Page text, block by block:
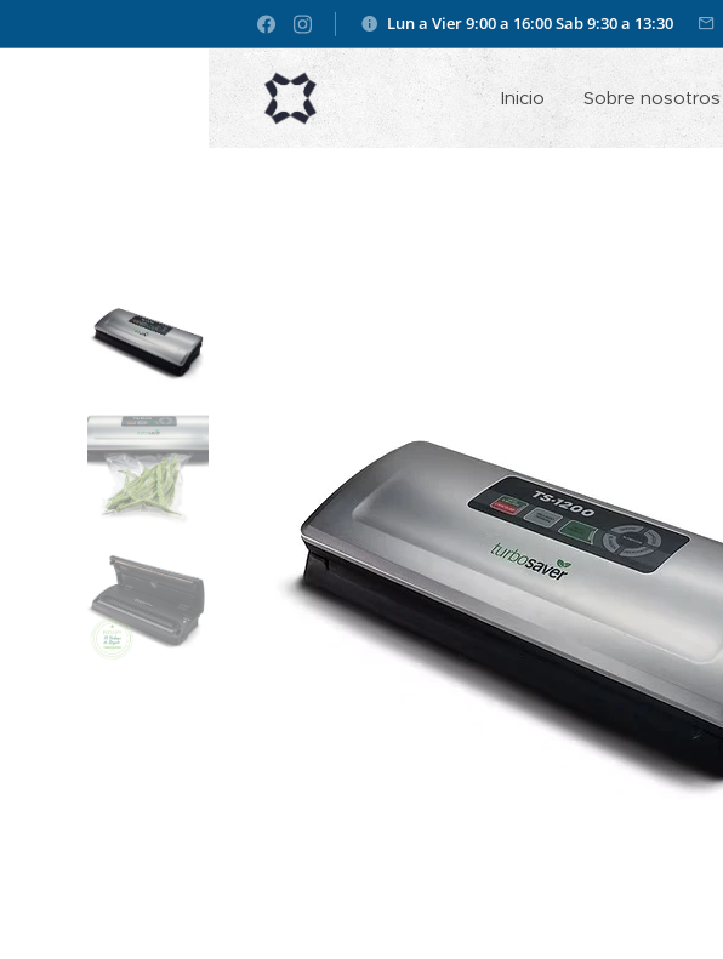
Lun a Vier 9:00 a 16:00Sab 9:30 a 13:30
Inicio Sobre nosotros